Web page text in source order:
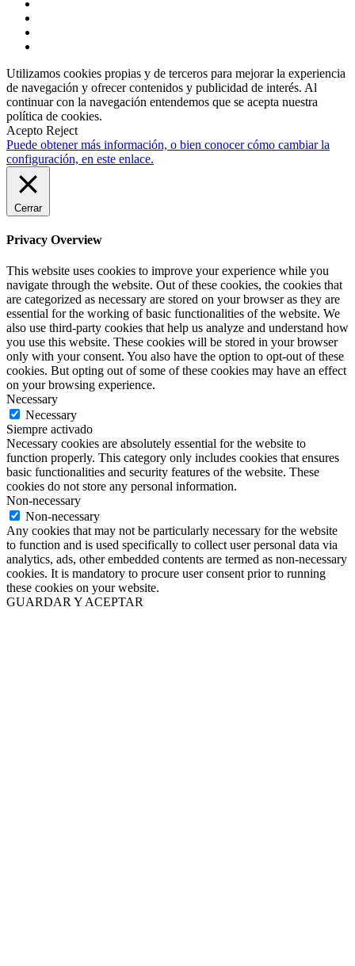
Utilizamos cookies propias y de terceros para mejorar la experiencia
de navegación y ofrecer contenidos y publicidad de interés. Al
continuar con la navegación entendemos que se acepta nuestra
política de cookies.
Acepto Reject
Puede obtener más información, o bien conocer cómo cambiar la
configuración, en este enlace.
Cerrar
Privacy Overview
This website uses cookies to improve your experience while you
navigate through the website. Out of these cookies, the cookies that
are categorized as necessary are stored on your browser as they are
essential for the working of basic functionalities of the website. We
also use third-party cookies that help us analyze and understand how
you use this website. These cookies will be stored in your browser
only with your consent. You also have the option to opt-out of these
cookies. But opting out of some of these cookies may have an effect
on your browsing experience.
Necessary
Necessary
Siempre activado
Necessary cookies are absolutely essential for the website to
function properly. This category only includes cookies that ensures
basic functionalities and security features of the website. These
cookies do not store any personal information.
Non-necessary
Non-necessary
Any cookies that may not be particularly necessary for the website
to function and is used specifically to collect user personal data via
analytics, ads, other embedded contents are termed as non-necessary
cookies. It is mandatory to procure user consent prior to running
these cookies on your website.
GUARDAR Y ACEPTAR